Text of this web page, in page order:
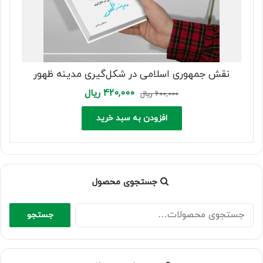
نقش جمهوری اسلامی در شکل‌گیری مدینه ظهور
600,000 ریال Original
price
was:
600,000 ریال.
420,000 ریالCurrent
price
420,000 ریال.
افزودن به سبد خرید
جستجوی محصول
جستجو
برای:
جستجو